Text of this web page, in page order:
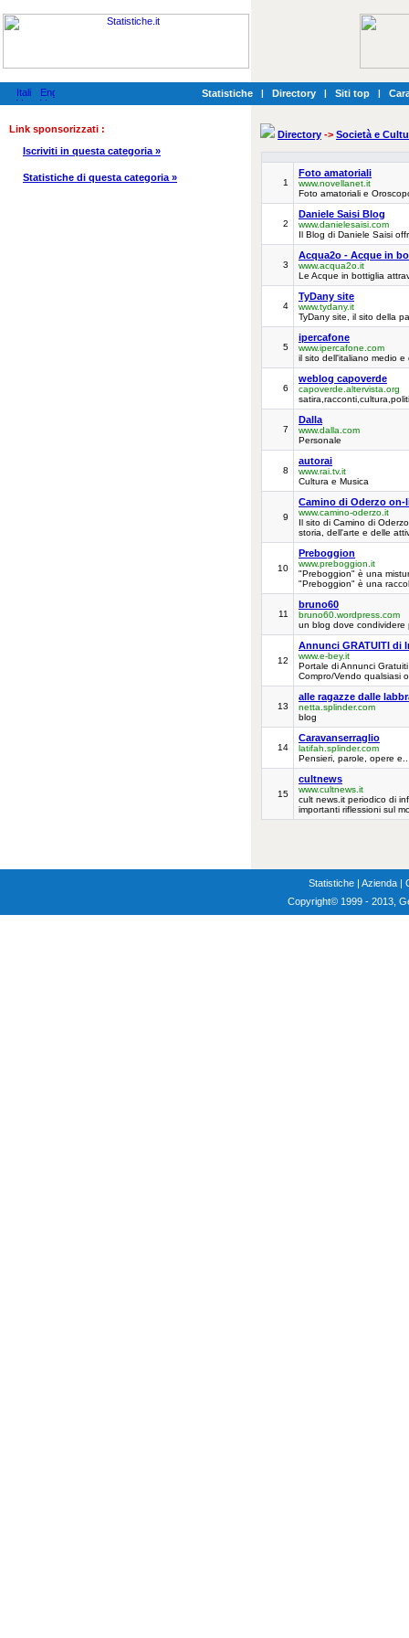
Statistiche | Directory | Siti top |
Link sponsorizzati :
Iscriviti in questa categoria »
Statistiche di questa categoria »
Directory -> Società e
1
Foto amatoriali
www.novellanet.it
Foto amatoriali e
2
Daniele Saisi Blog
www.danielesaisi.com
Il Blog di Daniele Saisi
3
Acqua2o - Acque in
www.acqua2o.it
Le Acque in bottiglia
4
TyDany site
www.tydany.it
TyDany site, il sito della
5
ipercafone
www.ipercafone.com
il sito dell'italiano medio
6
weblog capoverde
capoverde.altervista.org
7
Dalla
www.dalla.com
Personale
8
autorai
www.rai.tv.it
Cultura e Musica
9
Camino di Oderzo on-
www.camino-oderzo.it
Il sito di Camino di
storia, dell'arte e delle
10
Preboggion
www.preboggion.it
"Preboggion" è una
"Preboggion" è una
11
bruno60
bruno60.wordpress.com
un blog dove condividere
12
Annunci GRATUITI di
www.e-bey.it
Portale di Annunci
Compro/Vendo qualsiasi
13
alle ragazze dalle
netta.splinder.com
blog
14
Caravanserraglio
latifah.splinder.com
Pensieri, parole, opere
15
cultnews
www.cultnews.it
cult news.it periodico di
importanti riflessioni sul
Statistiche | Azienda |
Copyright© 1999 - 2013,